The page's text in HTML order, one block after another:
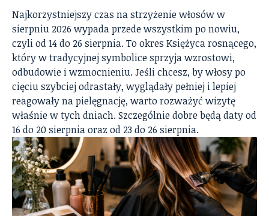
Najkorzystniejszy czas na strzyżenie włosów w
sierpniu 2026 wypada przede wszystkim po nowiu,
czyli od 14 do 26 sierpnia. To okres Księżyca rosnącego,
który w tradycyjnej symbolice sprzyja wzrostowi,
odbudowie i wzmocnieniu. Jeśli chcesz, by włosy po
cięciu szybciej odrastały, wyglądały pełniej i lepiej
reagowały na pielęgnację, warto rozważyć wizytę
właśnie w tych dniach. Szczególnie dobre będą daty od
16 do 20 sierpnia oraz od 23 do 26 sierpnia.